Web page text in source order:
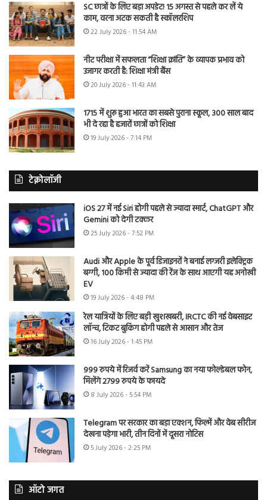
SC छात्रों के लिए बड़ा अपडेट! 15 अगस्त से पहले कर लें ये
काम, वरना अटक सकती है स्कॉलरशिप
22 July 2026 - 11:54 AM
नीट परीक्षा में सफलता “शिक्षा क्रांति” के व्यापक प्रभाव को
उजागर करती है: शिक्षा मंत्री बैंस
20 July 2026 - 11:43 AM
1715 में शुरू हुआ भारत का सबसे पुराना स्कूल, 300 साल बाद
भी दे रहा है हजारों छात्रों को शिक्षा
19 July 2026 - 7:14 PM
टेक्नोलॉजी
iOS 27 में नई Siri होगी पहले से ज्यादा स्मार्ट, ChatGPT और
Gemini को देगी टक्कर
25 July 2026 - 7:52 PM
Audi और Apple के पूर्व डिजाइनरों ने बनाई लग्जरी इलेक्ट्रिक
बग्गी, 100 किमी से ज्यादा की रेंज के साथ आएगी यह अनोखी
EV
19 July 2026 - 4:48 PM
रेल यात्रियों के लिए बड़ी खुशखबरी, IRCTC की नई वेबसाइट
लॉन्च, टिकट बुकिंग होगी पहले से आसान और तेज
16 July 2026 - 1:45 PM
999 रुपये में रिजर्व करें Samsung का नया फोल्डेबल फोन,
मिलेंगे 2799 रुपये के फायदे
8 July 2026 - 5:54 PM
Telegram पर सरकार का बड़ा एक्शन, फिल्में और वेब सीरीज
देखना पड़ेगा भारी, तीन दिनों में दूसरा नोटिस
5 July 2026 - 2:25 PM
ऑटो जगत